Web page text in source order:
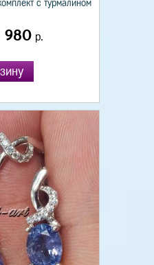
с турмалином
980 р.